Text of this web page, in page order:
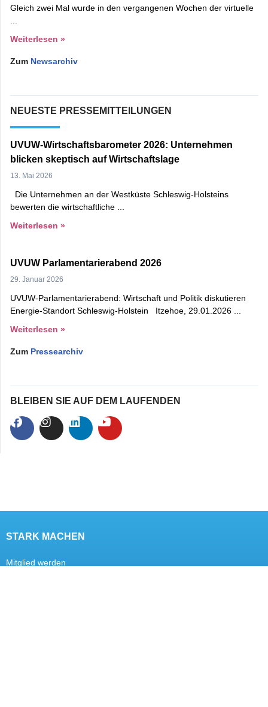
Gleich zwei Mal wurde in den vergangenen Wochen der virtuelle
Weiterlesen »
Zum Newsarchiv
NEUESTE PRESSEMITTEILUNGEN
UVUW-Wirtschaftsbarometer 2026: Unternehmen
blicken skeptisch auf Wirtschaftslage
13. Mai 2026
Die Unternehmen an der Westküste Schleswig-Holsteins
bewerten die wirtschaftliche
Weiterlesen »
UVUW Parlamentarierabend 2026
29. Januar 2026
UVUW-Parlamentarierabend: Wirtschaft und Politik diskutieren
Energie-Standort Schleswig-Holstein Itzehoe, 29.01.2026
Weiterlesen »
Zum Pressearchiv
BLEIBEN SIE AUF DEM LAUFENDEN
STARK MACHEN
Mitglied werden